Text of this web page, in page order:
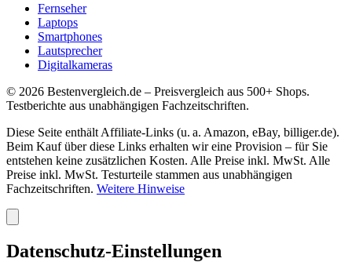
Fernseher
Laptops
Smartphones
Lautsprecher
Digitalkameras
© 2026 Bestenvergleich.de – Preisvergleich aus 500+ Shops.
Testberichte aus unabhängigen Fachzeitschriften.
Diese Seite enthält Affiliate-Links (u. a. Amazon, eBay, billiger.de).
Beim Kauf über diese Links erhalten wir eine Provision – für Sie
entstehen keine zusätzlichen Kosten. Alle Preise inkl. MwSt. Alle
Preise inkl. MwSt. Testurteile stammen aus unabhängigen
Fachzeitschriften. Weitere Hinweise
Datenschutz-Einstellungen